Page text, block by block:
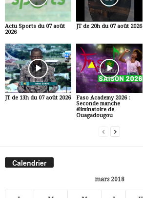
Actu Sports du 07 août
2026
JT de 20h du 07 août 2026
JT de 13h du 07 août 2026
Faso Academy 2026 :
Seconde manche
éliminatoire de
Ouagadougou
Calendrier
mars 2018